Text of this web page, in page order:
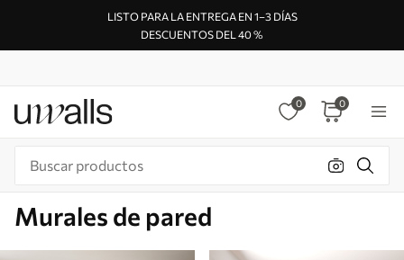
LISTO PARA LA ENTREGA EN 1–3 DÍAS
DESCUENTOS DEL 40 %
0 0
Murales de pared